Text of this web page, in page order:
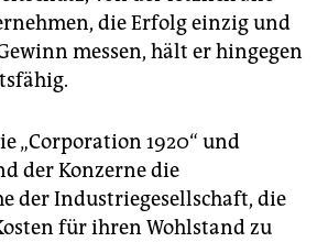
die Erfolg einzig und
messen, hält er hingegen
„Corporation 1920“ und
der Konzerne die
der Industriegesellschaft, die
für ihren Wohlstand zu